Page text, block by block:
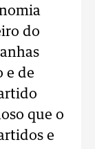
do
e de
que o
e